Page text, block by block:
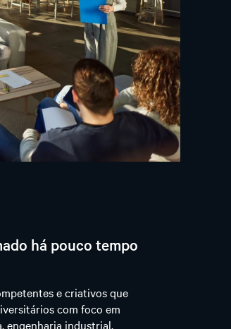
há pouco tempo
e criativos que
com foco em
engenharia industrial,